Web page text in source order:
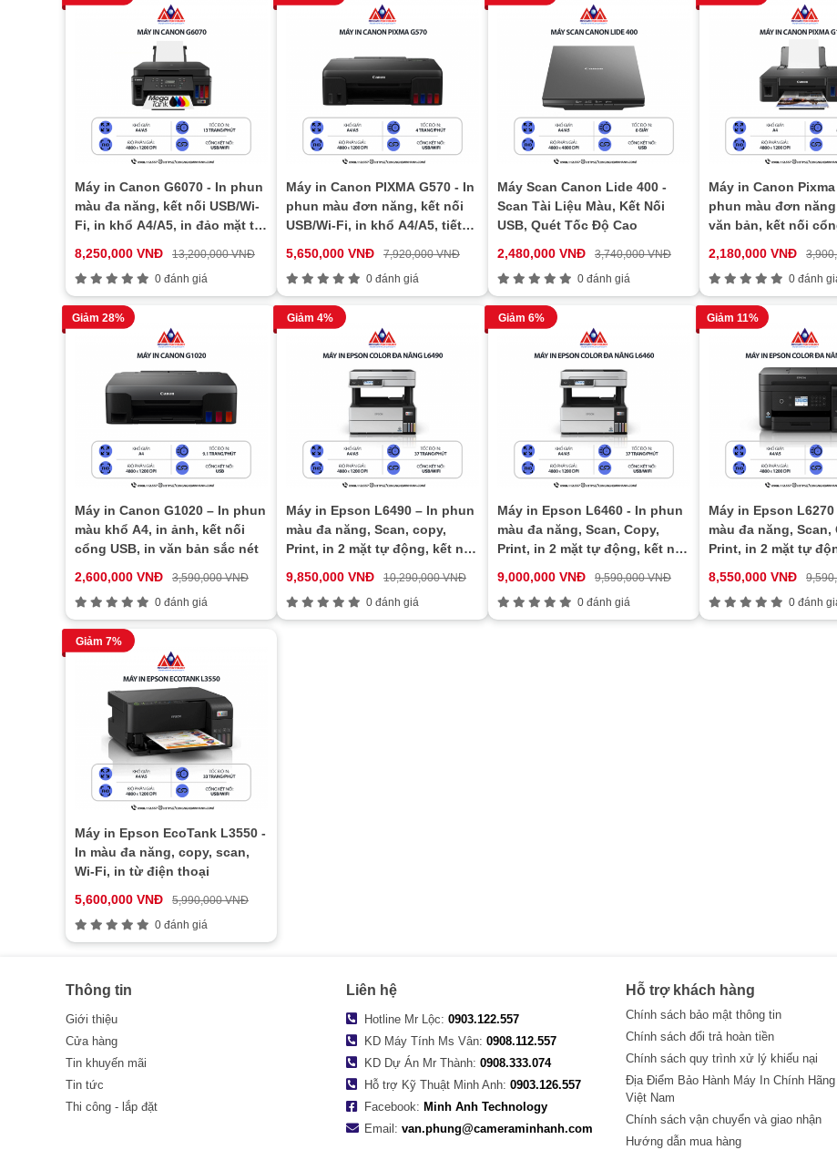
Máy in Canon G6070 - In phun
màu đa năng, kết nối USB/Wi-
Fi, in khổ A4/A5, in đảo mặt tự
8,250,000 VNĐ
13,200,000 VNĐ
0 đánh giá
Máy in Canon PIXMA G570 - In
phun màu đơn năng, kết nối
USB/Wi-Fi, in khổ A4/A5, tiết
5,650,000 VNĐ
7,920,000 VNĐ
0 đánh giá
Máy Scan Canon Lide 400 -
Scan Tài Liệu Màu, Kết Nối
USB, Quét Tốc Độ Cao
2,480,000 VNĐ
3,740,000 VNĐ
0 đánh giá
Máy in Canon
phun màu đơn
văn bản, kết nối
2,180,000 VNĐ
0 đánh
Giảm 28%
Máy in Canon G1020 – In phun
màu khổ A4, in ảnh, kết nối
cổng USB, in văn bản sắc nét
2,600,000 VNĐ
3,590,000 VNĐ
0 đánh giá
Giảm 4%
Máy in Epson L6490 – In phun
màu đa năng, Scan, copy,
Print, in 2 mặt tự động, kết nối
9,850,000 VNĐ
10,290,000 VNĐ
0 đánh giá
Giảm 6%
Máy in Epson L6460 - In phun
màu đa năng, Scan, Copy,
Print, in 2 mặt tự động, kết nối
9,000,000 VNĐ
9,590,000 VNĐ
0 đánh giá
Giảm 11%
Máy in Epson
màu đa năng, Scan,
Print, in 2 mặt tự
8,550,000 VNĐ
0 đánh
Giảm 7%
Máy in Epson EcoTank L3550 -
In màu đa năng, copy, scan,
Wi-Fi, in từ điện thoại
5,600,000 VNĐ
5,990,000 VNĐ
0 đánh giá
Thông tin
Giới thiệu
Cửa hàng
Tin khuyến mãi
Tin tức
Thi công - lắp đặt
Liên hệ
Hotline Mr Lộc: 0903.122.557
KD Máy Tính Ms Vân: 0908.112.557
KD Dự Án Mr Thành: 0908.333.074
Hỗ trợ Kỹ Thuật Minh Anh: 0903.126.557
Facebook: Minh Anh Technology
Email: van.phung@cameraminhanh.com
Hỗ trợ khách hàng
Chính sách bảo mật thông tin
Chính sách đổi trả hoàn tiền
Chính sách quy trình xử lý khiếu nại
Địa Điểm Bảo Hành Máy In Chính Hãng
Việt Nam
Chính sách vận chuyển và giao nhận
Hướng dẫn mua hàng